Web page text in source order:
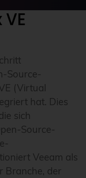
Source-
(Virtual
hat. Dies
sich
Source-
Veeam als
Branche, der